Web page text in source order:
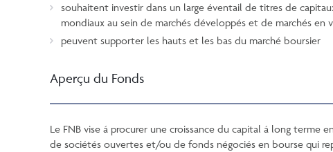
souhaitent investir dans un large éventail de titres de
mondiaux au sein de marchés développés et de marchés
peuvent supporter les hauts et les bas du marché boursier
Aperçu du Fonds
Le FNB vise á procurer une croissance du capital á long
de sociétés ouvertes et/ou de fonds négociés en bourse qui